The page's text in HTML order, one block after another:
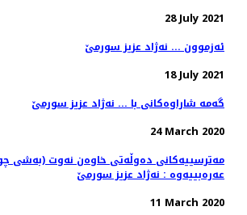
28 July 2021
ئەزموون ... نەژاد عزیز سورمێ
18 July 2021
گه‌مه‌ شاراوه‌كانی با ... نه‌ژاد عزیز سورمێ
24 March 2020
مه‌ترسییه‌كانی ده‌وڵه‌تی خاوه‌ن نه‌وت (به‌شی
عه‌ره‌بییه‌وه‌ : نه‌ژاد عزیز سورمێ
11 March 2020